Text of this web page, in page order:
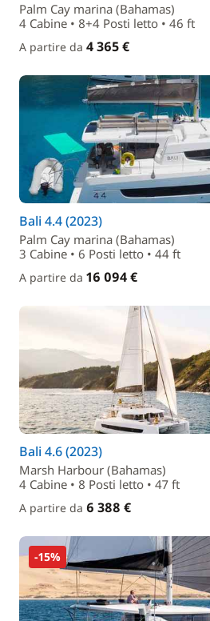
Palm Cay marina (Bahamas)
4 Cabine • 8+4 Posti letto • 46 ft
A partire da 4 365 €
Bali 4.4 (2023)
Palm Cay marina (Bahamas)
3 Cabine • 6 Posti letto • 44 ft
A partire da 16 094 €
Bali 4.6 (2023)
Marsh Harbour (Bahamas)
4 Cabine • 8 Posti letto • 47 ft
A partire da 6 388 €
-15%